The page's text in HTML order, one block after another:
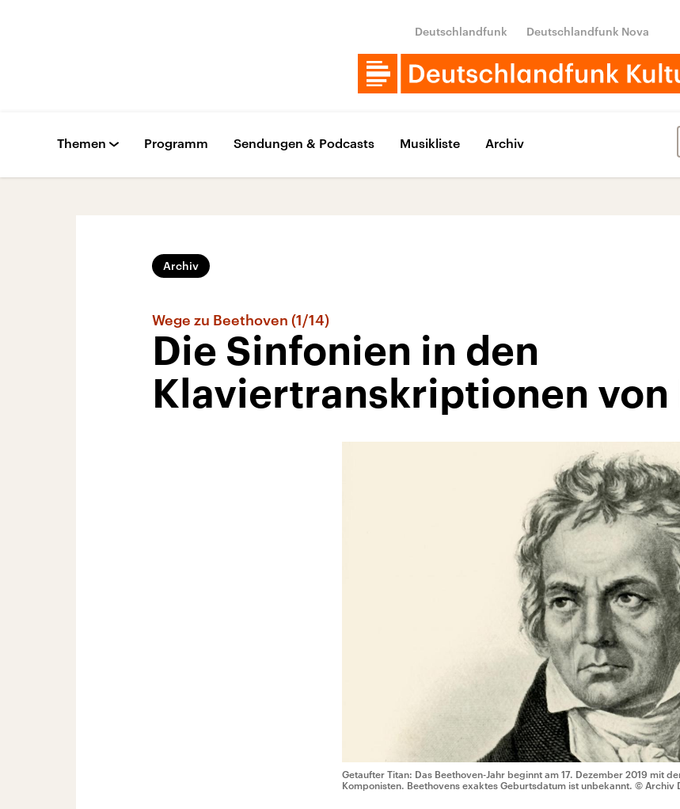
Deutschlandfunk Deutschlandfunk Nova
Themen Programm Sendungen & Podcasts Musikliste Archiv
Archiv
Wege zu Beethoven (1/14)
Die Sinfonien in den
Klaviertranskriptionen von
Getaufter Titan: Das Beethoven-Jahr beginnt am 17. Dezember 2019 mit
Komponisten. Beethovens exaktes Geburtsdatum ist unbekannt. © Archiv